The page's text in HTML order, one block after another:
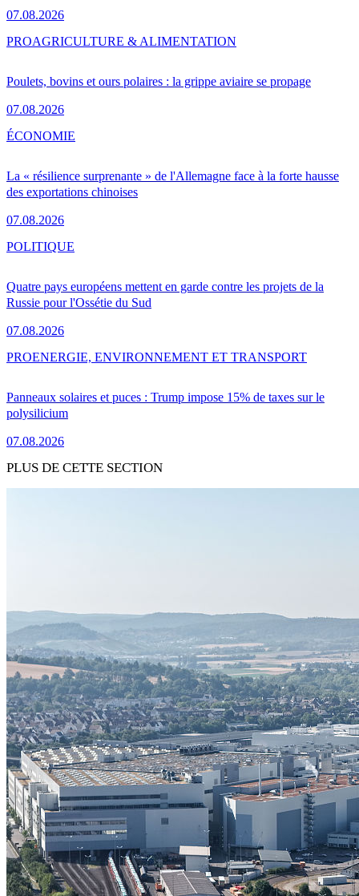
07.08.2026
Poulets, bovins et ours polaires : la grippe aviaire se propage
07.08.2026
PROAGRICULTURE & ALIMENTATION
La « résilience surprenante » de l'Allemagne face à la forte hausse
des exportations chinoises
07.08.2026
ÉCONOMIE
Quatre pays européens mettent en garde contre les projets de la
Russie pour l'Ossétie du Sud
07.08.2026
POLITIQUE
Panneaux solaires et puces : Trump impose 15% de taxes sur le
polysilicium
07.08.2026
PROENERGIE, ENVIRONNEMENT ET TRANSPORT
PLUS DE CETTE SECTION